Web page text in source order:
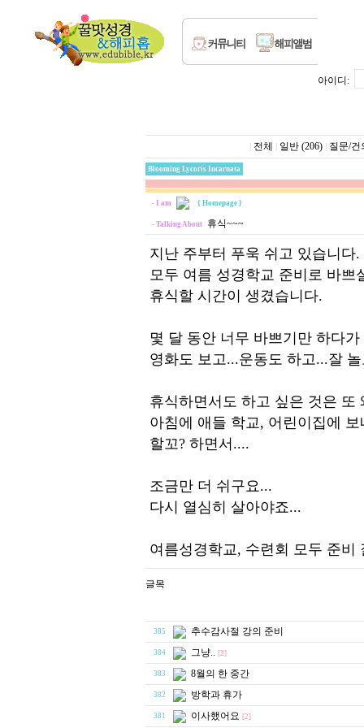
아이디:
전체 일반 (206) 질문/건
Blooming Lycoris Incarnata
- I am { Homepage }
- Talking About 휴식~~~
지난 주부터 푸욱 쉬고 있습니다.
모두 여름 성경학교 준비로 바쁘
휴식할 시간이 생겼습니다.
몇 달 동안 너무 바쁘기만 하다
영화도 보고...운동도 하고...잘
휴식하면서도 하고 싶은 것은 또
아침에 애들 학교, 어린이집에
할꼬? 하면서....
조금만 더 쉬구요...
다시 열심히 살아야죠...
여름성경학교, 수련회 모두 준비
385 추수감사절 강의 준비
384 그냥.. [2]
383 8월의 한 중간
382 방학과 휴가
381 이사했어요 [2]